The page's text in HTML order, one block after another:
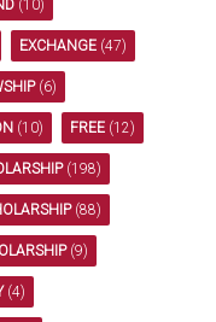
(10)
EXCHANGE (47)
(6)
(10) FREE (12)
(198)
(88)
(9)
(4)